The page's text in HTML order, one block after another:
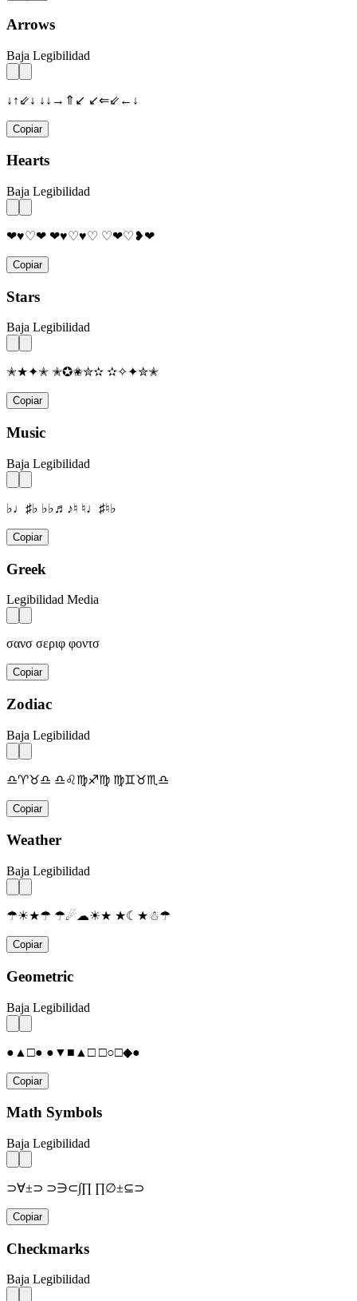
Arrows
Baja Legibilidad
↓↑⇙↓ ↓↓→⇑↙ ↙⇐⇙←↓
Copiar
Hearts
Baja Legibilidad
❤♥♡❤ ❤♥♡♥♡ ♡❤♡❥❤
Copiar
Stars
Baja Legibilidad
✭★✦✭ ✭✪✬✮✫ ✫✧✦✮✭
Copiar
Music
Baja Legibilidad
♭♩♯♭ ♭♭♬♪♮ ♮♩♯♮♭
Copiar
Greek
Legibilidad Media
σανσ σεριφ φοντσ
Copiar
Zodiac
Baja Legibilidad
♎♈♉♎ ♎♌♍♐♍ ♍♊♉♏♎
Copiar
Weather
Baja Legibilidad
☂☀★☂ ☂☄☁☀★ ★☾★☃☂
Copiar
Geometric
Baja Legibilidad
●▲□● ●▼■▲□ □○□◆●
Copiar
Math Symbols
Baja Legibilidad
⊃∀±⊃ ⊃∋⊂∫∏ ∏∅±⊆⊃
Copiar
Checkmarks
Baja Legibilidad